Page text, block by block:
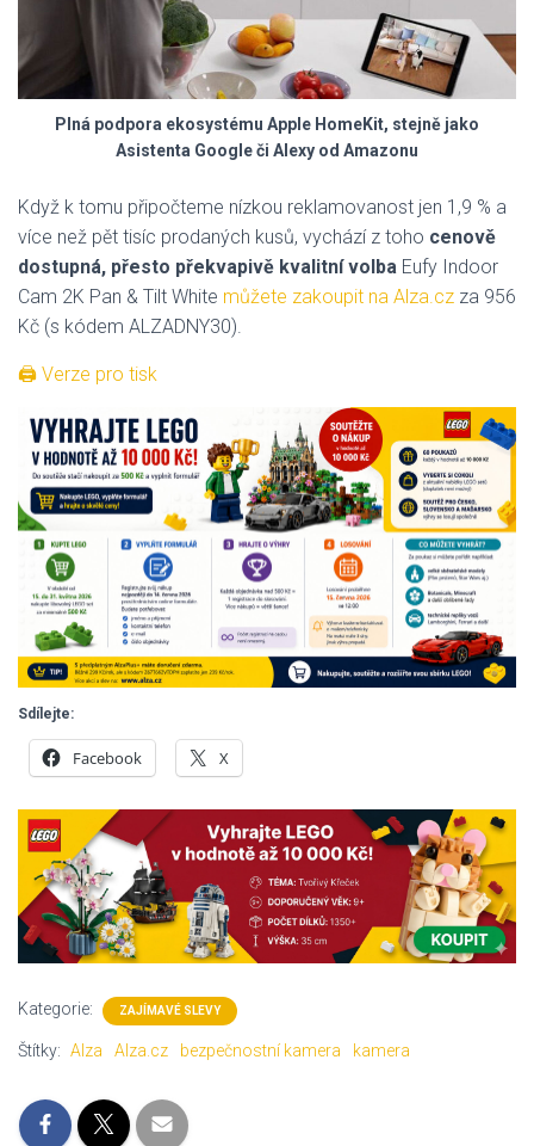
Plná podpora ekosystému Apple HomeKit, stejně jako
Asistenta Google či Alexy od Amazonu
Když k tomu připočteme nízkou reklamovanost jen 1,9 % a
více než pět tisíc prodaných kusů, vychází z toho cenově
dostupná, přesto překvapivě kvalitní volba Eufy Indoor
Cam 2K Pan & Tilt White můžete zakoupit na Alza.cz za 956
Kč (s kódem ALZADNY30).
🖨 Verze pro tisk
Sdílejte:
Facebook X
Kategorie: ZAJÍMAVÉ SLEVY
Štítky: Alza Alza.cz bezpečnostní kamera kamera